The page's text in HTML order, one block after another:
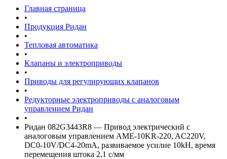
Главная страница
•
Продукция Ридан
•
Тепловая автоматика
•
Клапаны и электроприводы
•
Приводы для регулирующих клапанов
•
Редукторные электроприводы с аналоговым
управлением Ридан
•
Ридан 082G3443R8 — Привод электрический с
аналоговым управлением AME-10KR-220, AC220V,
DC0-10V/DC4-20mA, развиваемое усилие 10kH, время
перемещения штока 2,1 с/мм